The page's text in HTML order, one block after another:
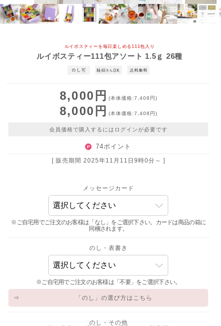
ルイボスティーを毎日楽しめる111包入り
ルイボスティー111包アソート 1.5ｇ 26種
8,000円 (本体価格:7,408円)
8,000円 (本体価格:7,408円)
会員価格で購入するにはログインが必要です
74ポイント
[ 販売期間 2025年11月11日9時0分 ～ ]
メッセージカード
※ご自宅用でご注文のお客様は「なし」をご選択下さい。カードは商品の箱に
同梱されます。
のし・表書き
※ご自宅用でご注文のお客様は「不要」をご選択下さい。
⇒ 「のし」の選び方はこちら
のし・その他